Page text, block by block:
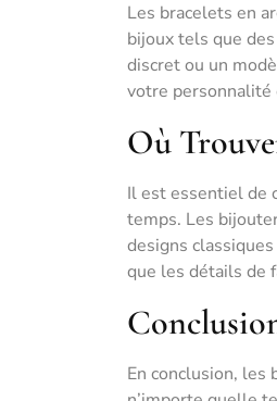
Les bracelets en
bijoux tels que
discret ou un
votre
Où
Il est essentiel de
temps. Les
designs
que les détails de
En conclusion,